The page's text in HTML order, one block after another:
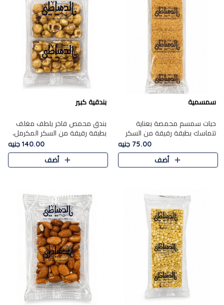
سمسمية
حبات سمسم محمصة بعناية
تتماسك بطبقة رقيقة من السكر
المكرمل، لتقدم طعم السمسم
المميز وقرمشتة التي ارتبطت ببهجة
المولد عبر الأجيال.
75.00 جنيه
أضف
بندقية كبير
بندق محمص فاخر بلطف مغلف
بطبقة رقيقة من السكر المكرمل،
يجمع بين النكهة الغنية ناتي
والقرمشة الراقية المرضية في
حلوى شرقية أنيقه بطابع مميز.
140.00 جنيه
أضف